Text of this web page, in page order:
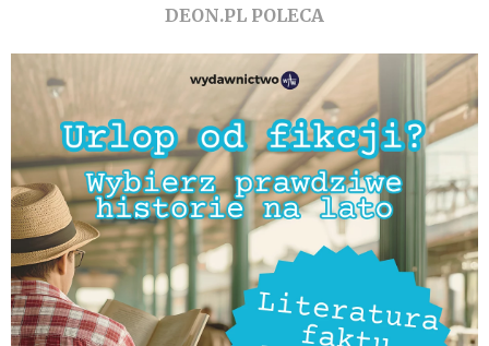
DEON.PL POLECA